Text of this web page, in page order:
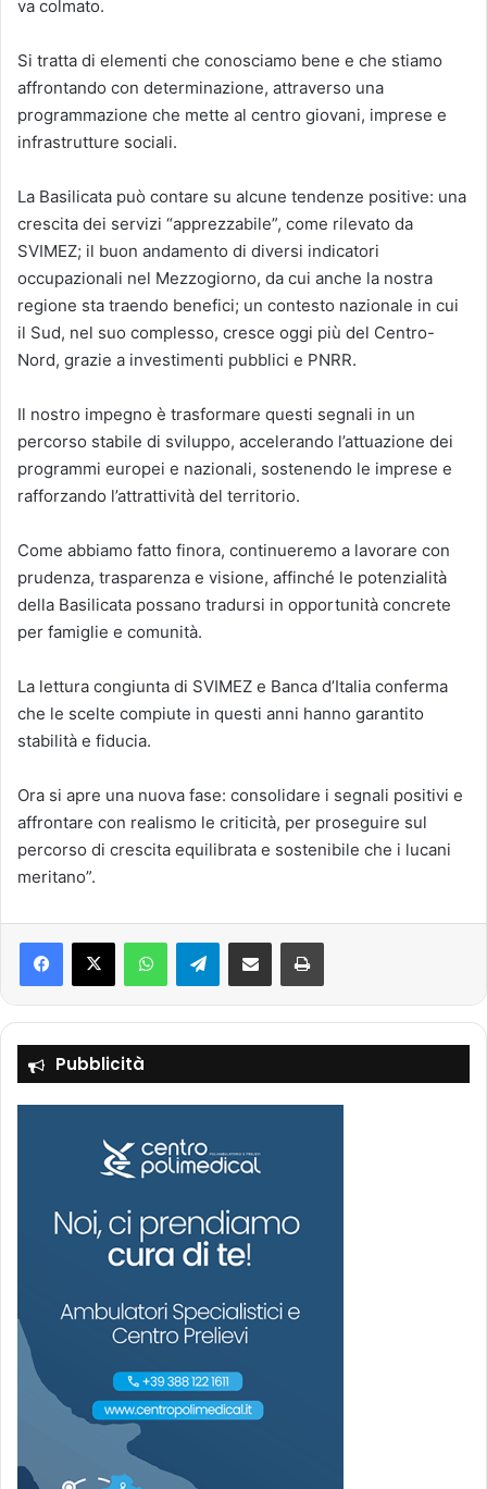
va colmato.
Si tratta di elementi che conosciamo bene e che stiamo
affrontando con determinazione, attraverso una
programmazione che mette al centro giovani, imprese e
infrastrutture sociali.
La Basilicata può contare su alcune tendenze positive: una
crescita dei servizi “apprezzabile”, come rilevato da
SVIMEZ; il buon andamento di diversi indicatori
occupazionali nel Mezzogiorno, da cui anche la nostra
regione sta traendo benefici; un contesto nazionale in cui
il Sud, nel suo complesso, cresce oggi più del Centro-
Nord, grazie a investimenti pubblici e PNRR.
Il nostro impegno è trasformare questi segnali in un
percorso stabile di sviluppo, accelerando l’attuazione dei
programmi europei e nazionali, sostenendo le imprese e
rafforzando l’attrattività del territorio.
Come abbiamo fatto finora, continueremo a lavorare con
prudenza, trasparenza e visione, affinché le potenzialità
della Basilicata possano tradursi in opportunità concrete
per famiglie e comunità.
La lettura congiunta di SVIMEZ e Banca d’Italia conferma
che le scelte compiute in questi anni hanno garantito
stabilità e fiducia.
Ora si apre una nuova fase: consolidare i segnali positivi e
affrontare con realismo le criticità, per proseguire sul
percorso di crescita equilibrata e sostenibile che i lucani
meritano”.
Telegram
Pubblicità